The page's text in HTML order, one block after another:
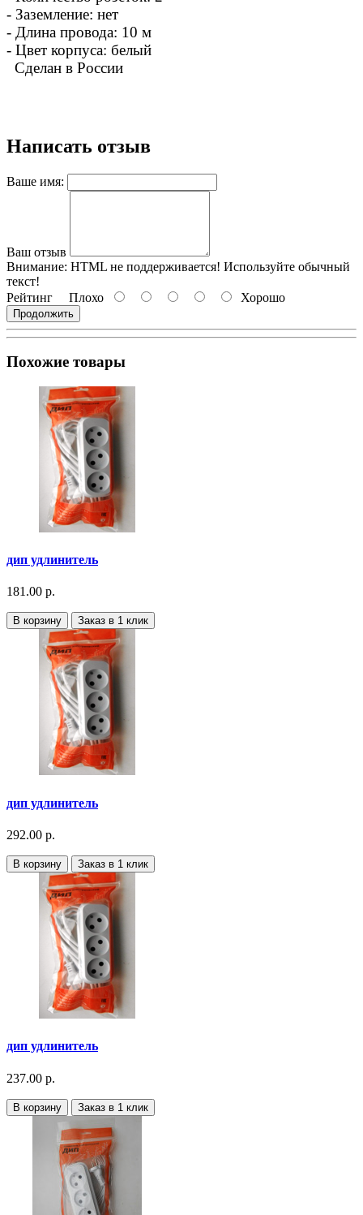
- Заземление: нет
- Длина провода: 10 м
- Цвет корпуса: белый
Сделан в России
Написать отзыв
Ваше имя:
Ваш отзыв
Внимание: HTML не поддерживается! Используйте обычный
текст!
Рейтинг Плохо Хорошо
Продолжить
Похожие товары
дип удлинитель
181.00 р.
В корзину Заказ в 1 клик
дип удлинитель
292.00 р.
В корзину Заказ в 1 клик
дип удлинитель
237.00 р.
В корзину Заказ в 1 клик